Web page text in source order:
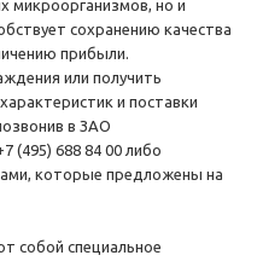
микроорганизмов, но и
сохранению качества
прибыли.
или получить
и поставки
в ЗАО
688 84 00 либо
которые предложены на
собой специальное